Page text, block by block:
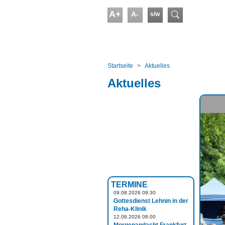
A+ A- s/w
Startseite
Aktuelles
Aktuelles
TERMINE
09.08.2026 09:30
Gottesdienst Lehnin in der
Reha-Klinik
12.08.2026 08:00